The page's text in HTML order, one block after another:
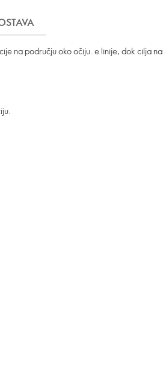
na području oko očiju. e linije, dok cilja na